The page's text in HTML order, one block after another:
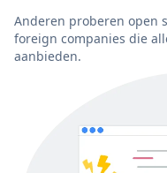
Anderen proberen open
foreign companies die
aanbieden.